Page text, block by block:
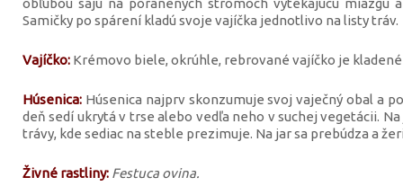
obľubou sajú na poranených stromoch vytekajúcu miazgu
Samičky po spárení kladú svoje vajíčka jednotlivo na listy tráv.
Vajíčko: Krémovo biele, okrúhle, rebrované vajíčko je
Húsenica: Húsenica najprv skonzumuje svoj vaječný obal a
deň sedí ukrytá v trse alebo vedľa neho v suchej vegetácii.
trávy, kde sediac na steble prezimuje. Na jar sa prebúdza a
Živné rastliny: Festuca ovina.